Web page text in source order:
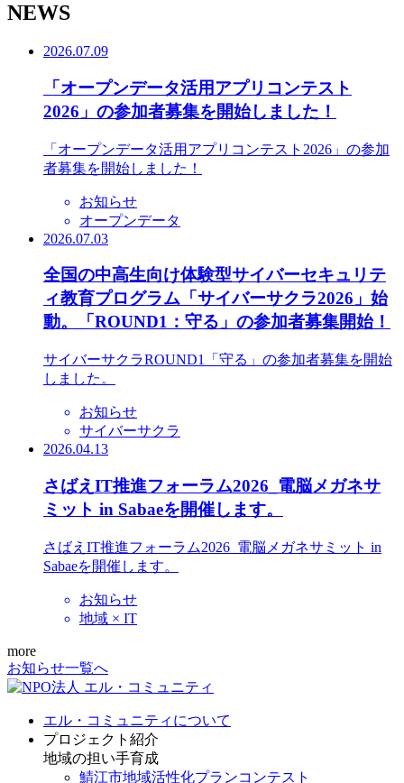
NEWS
2026.07.09
「オープンデータ活用アプリコンテスト
2026」の参加者募集を開始しました！
「オープンデータ活用アプリコンテスト2026」の参加
者募集を開始しました！
お知らせ
オープンデータ
2026.07.03
全国の中高生向け体験型サイバーセキュリテ
ィ教育プログラム「サイバーサクラ2026」始
動。「ROUND1：守る」の参加者募集開始！
サイバーサクラROUND1「守る」の参加者募集を開始
しました。
お知らせ
サイバーサクラ
2026.04.13
さばえIT推進フォーラム2026_電脳メガネサ
ミット in Sabaeを開催します。
さばえIT推進フォーラム2026_電脳メガネサミット in
Sabaeを開催します。
お知らせ
地域 × IT
more
お知らせ一覧へ
エル・コミュニティについて
プロジェクト紹介
地域の担い手育成
鯖江市地域活性化プランコンテスト